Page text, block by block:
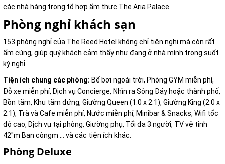
các nhà hàng trong tổ hợp ẩm thực The Aria Palace
Phòng nghỉ khách sạn
153 phòng nghỉ của The Reed Hotel không chỉ tiện nghi mà còn rất
ấm cúng, giúp quý khách cảm thấy như đang ở nhà mình trong suốt
kỳ nghỉ.
Tiện ích chung các phòng: Bể bơi ngoài trời, Phòng GYM miễn phí,
Đỗ xe miễn phí, Dịch vụ Concierge, Nhìn ra Sông Đáy hoặc thành phố,
Bồn tắm, Khu tắm đứng, Giường Queen (1.0 x 2.1), Giường King (2.0 x
2.1), Trà và Cafe miễn phí, Nước miễn phí, Minibar & Snacks, Wifi tốc
độ cao, Dịch vụ tại phòng, Giường phụ, Tối đa 3 người, TV vệ tinh
42″m Ban côngm … và các tiện ích khác.
Phòng Deluxe